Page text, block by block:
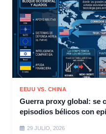
EEUU VS. CHINA
Guerra proxy global: se
episodios bélicos con
29 JULIO, 2026